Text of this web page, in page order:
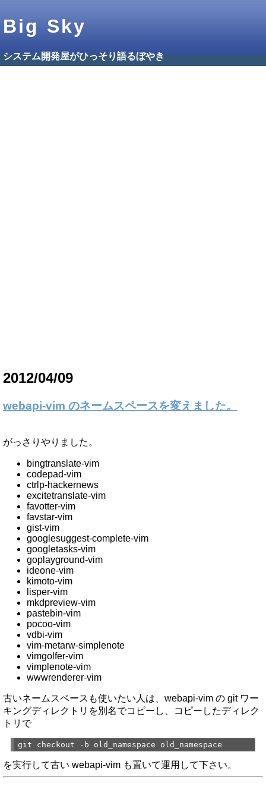
Big Sky
システム開発屋がひっそり語るぼやき
2012/04/09
webapi-vim のネームスペースを変えました。
がっさりやりました。
bingtranslate-vim
codepad-vim
ctrlp-hackernews
excitetranslate-vim
favotter-vim
favstar-vim
gist-vim
googlesuggest-complete-vim
googletasks-vim
goplayground-vim
ideone-vim
kimoto-vim
lisper-vim
mkdpreview-vim
pastebin-vim
pocoo-vim
vdbi-vim
vim-metarw-simplenote
vimgolfer-vim
vimplenote-vim
wwwrenderer-vim
古いネームスペースも使いたい人は、webapi-vim の git ワー
キングディレクトリを別名でコピーし、コピーしたディレク
トリで
git checkout -b old_namespace old_namespace
を実行して古い webapi-vim も置いて運用して下さい。